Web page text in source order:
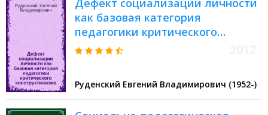
Дефект социализации личности
как базовая категория
педагогики критического
конструктивизма : введение в
Руденский Евгений Владимирович (1952-)